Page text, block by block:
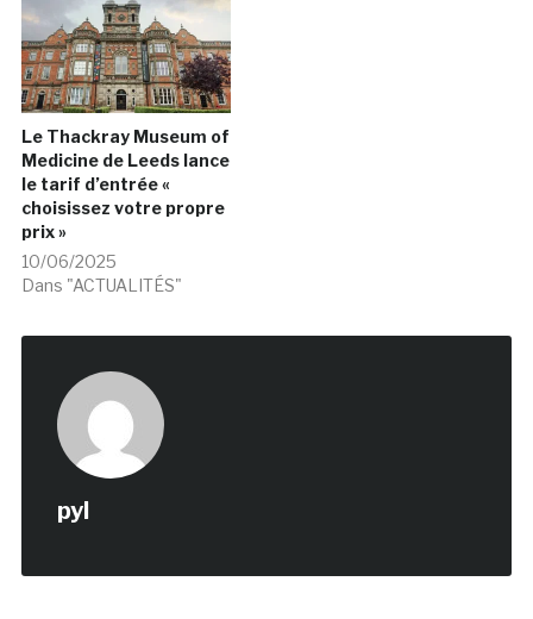
Le Thackray Museum of
Medicine de Leeds lance
le tarif d’entrée «
choisissez votre propre
prix »
10/06/2025
Dans "ACTUALITÉS"
pyl